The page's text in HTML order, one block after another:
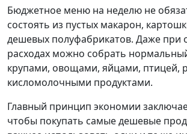
Бюджетное меню на неделю не
состоять из пустых макарон,
дешевых полуфабрикатов. Даже при
расходах можно собрать
крупами, овощами, яйцами, птицей,
кисломолочными продуктами.
Главный принцип экономии
чтобы покупать самые дешевые